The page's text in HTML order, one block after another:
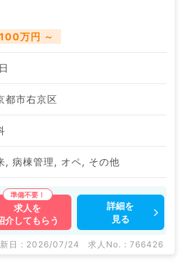
万円 ～
都市右京区
, 病棟管理, オペ, その他
求人を
介してもらう
詳細を
見る
新日 : 2026/07/24 求人No. : 766426